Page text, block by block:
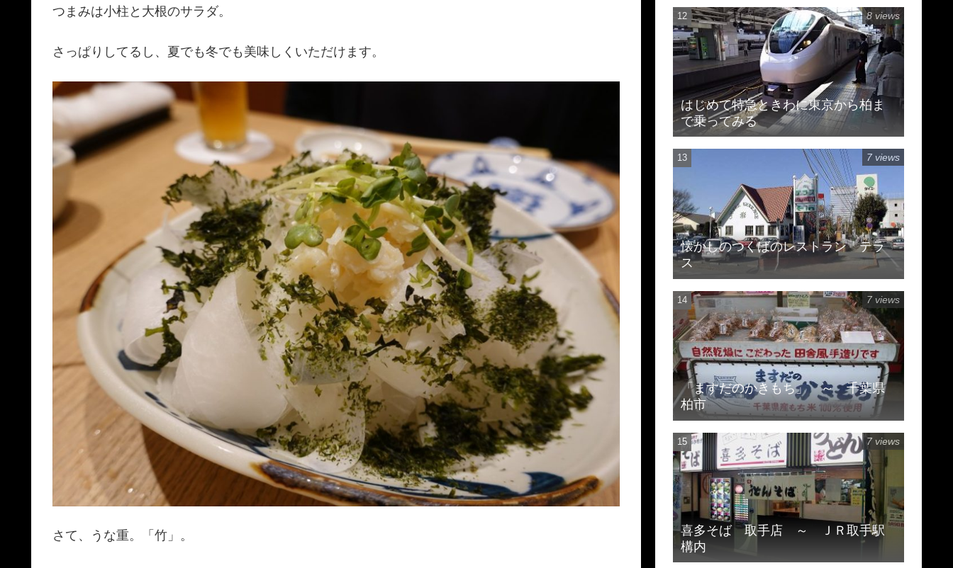
つまみは小柱と大根のサラダ。
さっぱりしてるし、夏でも冬でも美味しくいただけます。
さて、うな重。「竹」。
はじめて特急ときわに東京から柏ま
で乗ってみる
8 views
懐かしのつくばのレストラン テラ
ス
7 views
「ますだのかきもち」 ～ 千葉県
柏市
7 views
喜多そば 取手店 ～ ＪＲ取手駅
構内
7 views